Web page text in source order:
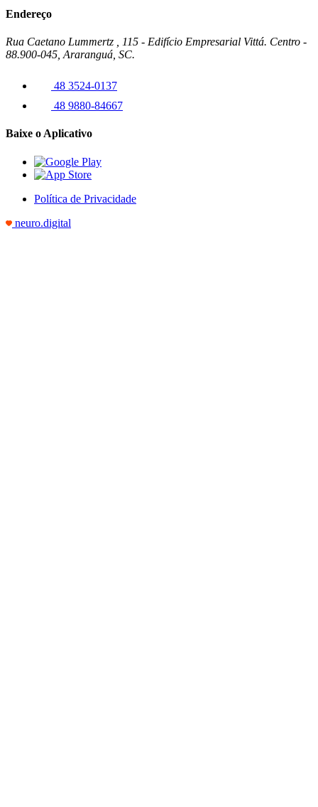
Endereço
Rua Caetano Lummertz , 115 - Edifício Empresarial Vittá. Centro -
88.900-045, Araranguá, SC.
48 3524-0137
48 9880-84667
Baixe o Aplicativo
Política de Privacidade
neuro.digital